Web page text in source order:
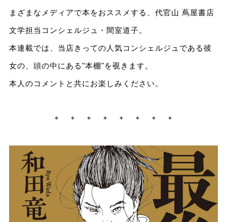
まざまなメディアで本をおススメする、代官山 蔦屋書店
文学担当コンシェルジュ・間室道子。
本連載では、当店きっての人気コンシェルジュである彼
女の、頭の中にある"本棚"を覗きます。
本人のコメントと共にお楽しみください。
＊ ＊ ＊ ＊ ＊ ＊ ＊ ＊